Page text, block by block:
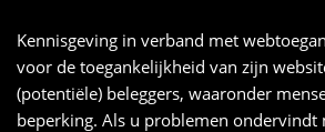
Kennisgeving in verband met
voor de toegankelijkheid van zijn
(potentiële) beleggers, waaronder
beperking. Als u problemen ondervindt